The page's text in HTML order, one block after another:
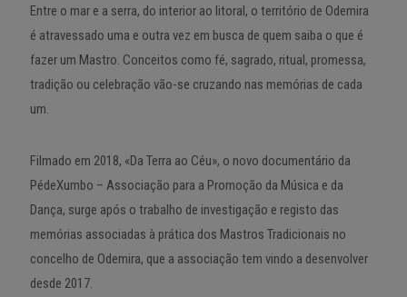
Entre o mar e a serra, do interior ao litoral, o território de Odemira
é atravessado uma e outra vez em busca de quem saiba o que é
fazer um Mastro. Conceitos como fé, sagrado, ritual, promessa,
tradição ou celebração vão-se cruzando nas memórias de cada
um.
Filmado em 2018, «Da Terra ao Céu», o novo documentário da
PédeXumbo – Associação para a Promoção da Música e da
Dança, surge após o trabalho de investigação e registo das
memórias associadas à prática dos Mastros Tradicionais no
concelho de Odemira, que a associação tem vindo a desenvolver
desde 2017.